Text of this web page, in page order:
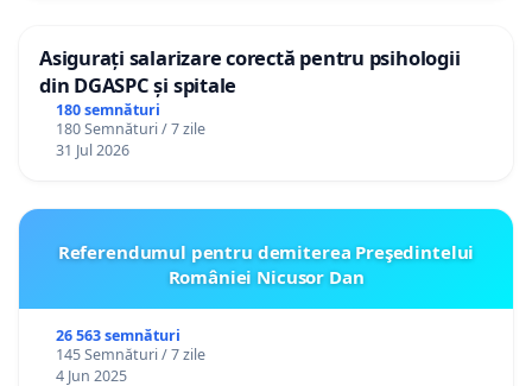
Asigurați salarizare corectă pentru psihologii
din DGASPC și spitale
180 semnături
180 Semnături / 7 zile
31 Jul 2026
Referendumul pentru demiterea Preşedintelui
României Nicusor Dan
26 563 semnături
145 Semnături / 7 zile
4 Jun 2025